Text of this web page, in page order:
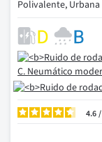
Polivalente, Urbana
4.6/